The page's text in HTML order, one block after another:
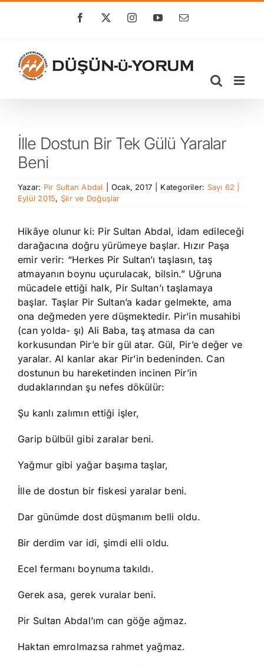
Facebook
X InstagramYouTube
E-
İlle Dostun Bir Tek Gülü Yaralar
Beni
Yazar: Pir Sultan Abdal Ocak, 2017 Kategoriler: Sayı 62 |
Eylül 2015, Şiir ve Doğuşlar
Hikâye olunur ki: Pir Sultan Abdal, idam edileceği
darağacına doğru yürümeye başlar. Hızır Paşa
emir verir: “Herkes Pir Sultan’ı taşlasın, taş
atmayanın boynu uçurulacak, bilsin.” Uğruna
mücadele ettiği halk, Pir Sultan’ı taşlamaya
başlar. Taşlar Pir Sultan’a kadar gelmekte, ama
ona değmeden yere düşmektedir. Pir’in musahibi
(can yolda- şı) Ali Baba, taş atmasa da can
korkusundan Pir’e bir gül atar. Gül, Pir’e değer ve
yaralar. Al kanlar akar Pir’in bedeninden. Can
dostunun bu hareketinden incinen Pir’in
dudaklarından şu nefes dökülür:
Şu kanlı zalımın ettiği işler,
Garip bülbül gibi zaralar beni.
Yağmur gibi yağar başıma taşlar,
İlle de dostun bir fiskesi yaralar beni.
Dar günümde dost düşmanım belli oldu.
Bir derdim var idi, şimdi elli oldu.
Ecel fermanı boynuma takıldı.
Gerek asa, gerek vuralar beni.
Pir Sultan Abdal’ım can göğe ağmaz.
Haktan emrolmazsa rahmet yağmaz.